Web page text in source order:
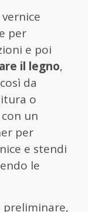
per
e poi
il legno,
da
o
un
per
e stendi
le
preliminare,